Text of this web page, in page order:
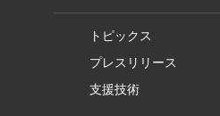
トピックス
プレスリリース
支援技術